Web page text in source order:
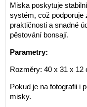
Miska poskytuje
systém, což podporuje
praktičnosti a snadné
pěstování bonsají.
Parametry:
Rozměry: 40 x 31 x 12
Pokud je na fotografii i
misky.